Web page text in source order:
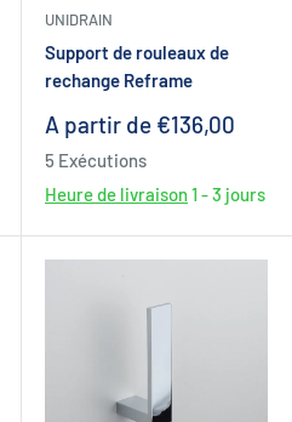
UNIDRAIN
Support de rouleaux de
rechange Reframe
Prix
réduit
A partir de €136,00
5 Exécutions
Heure de livraison1 - 3 jours